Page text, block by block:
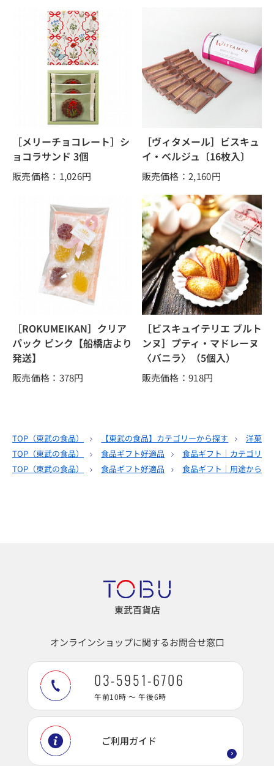
［メリーチョコレート］シ
ョコラサンド 3個
販売価格：1,026円
［ヴィタメール］ビスキュ
イ・ベルジュ〔16枚入〕
販売価格：2,160円
［ROKUMEIKAN］クリア
パック ピンク【船橋店より
発送】
販売価格：378円
［ビスキュイテリエ ブルト
ンヌ］プティ・マドレーヌ
〈バニラ〉（5個入）
販売価格：918円
TOP（東武の食品） 【東武の食品】カテゴリーから探す
洋菓子
TOP（東武の食品） 食品ギフト好適品
食品ギフト｜カテゴリー
TOP（東武の食品） 食品ギフト好適品 食品ギフト｜用途から選
東武百貨店
オンラインショップに関するお問合せ窓口
03-5951-6706
午前10時 ～ 午後6時
ご利用ガイド